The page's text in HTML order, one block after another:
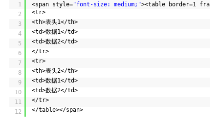
1
2
3
4
5
6
7
8
9
10
11
12
<span style="font-size: medium;"><table border=1
<tr>
<th>表头1</th>
<td>数据1</td>
<td>数据2</td>
</tr>
<tr>
<th>表头2</th>
<td>数据1</td>
<td>数据2</td>
</tr>
</table></span>